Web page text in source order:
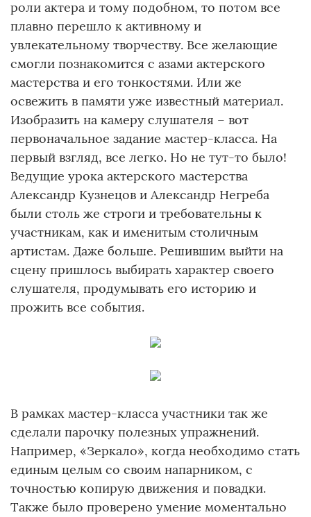
роли актера и тому подобном, то потом все
плавно перешло к активному и
увлекательному творчеству. Все желающие
смогли познакомится с азами актерского
мастерства и его тонкостями. Или же
освежить в памяти уже известный материал.
Изобразить на камеру слушателя – вот
первоначальное задание мастер-класса. На
первый взгляд, все легко. Но не тут-то было!
Ведущие урока актерского мастерства
Александр Кузнецов и Александр Негреба
были столь же строги и требовательны к
участникам, как и именитым столичным
артистам. Даже больше. Решившим выйти на
сцену пришлось выбирать характер своего
слушателя, продумывать его историю и
прожить все события.
В рамках мастер-класса участники так же
сделали парочку полезных упражнений.
Например, «Зеркало», когда необходимо стать
единым целым со своим напарником, с
точностью копирую движения и повадки.
Также было проверено умение моментально